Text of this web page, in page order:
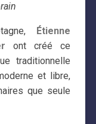
Étienne
ont créé ce
traditionnelle
et libre,
que seule